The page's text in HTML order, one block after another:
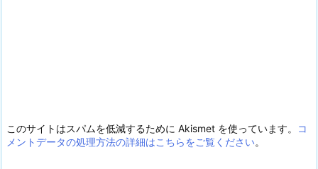
このサイトはスパムを低減するために Akismet を使っています。
コ
メントデータの処理方法の詳細はこちらをご覧ください。